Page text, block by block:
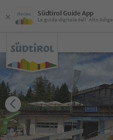
Südtirol Guide App
La guida digitale dell´Alto Adige